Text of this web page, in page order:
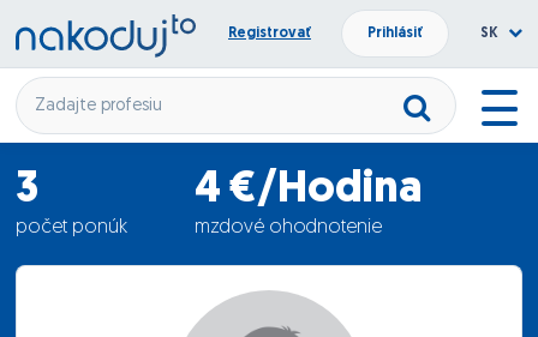
Registrovať Prihlásiť SK
3
počet ponúk
4 €/Hodina
mzdové ohodnotenie
20.07.2012